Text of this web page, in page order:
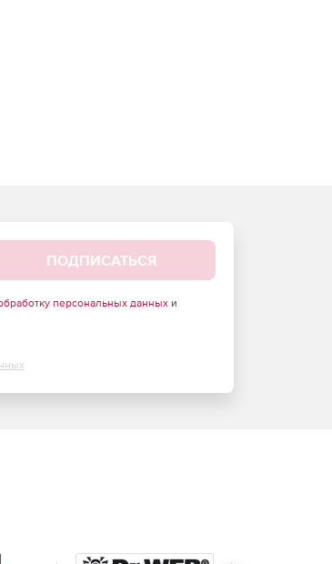
ПОДПИСАТЬСЯ
персональных данныхи